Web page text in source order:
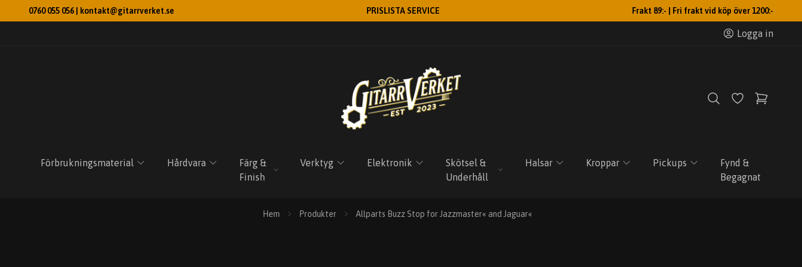
0760 055 056 | kontakt@gitarrverket.se PRISLISTA SERVICE Frakt 89:- | Fri frakt vid köp över 1200:-
Logga in
Förbrukningsmaterial Hårdvara
Färg &
Finish
Verktyg Elektronik
Skötsel &
Underhåll
Halsar Kroppar Pickups
Fynd &
Begagnat
Hem Produkter Allparts Buzz Stop for Jazzmaster« and Jaguar«